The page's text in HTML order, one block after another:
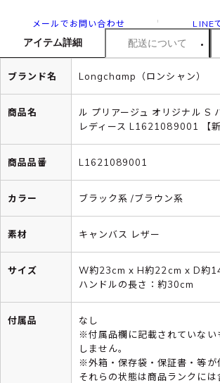
メールでお問い合わせ LINE
アイテム詳細 配送について
ブランド名 Longchamp（ロンシャン）
商品名
ル プリアージュ オリジナル S
レディース L1621089001 【新
商品品番 L1621089001
カラー ブラック系 /ブラウン系
素材 キャンバス レザー
サイズ
W約23cm x H約22cm x D約
ハンドルの長さ：約30cm
付属品
なし
※付属品欄に記載されていない
しません。
※外箱・保存袋・保証書・等が
それらの状態は商品ランクには